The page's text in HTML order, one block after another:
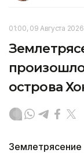
01:00, 09 Августа 2026
острова